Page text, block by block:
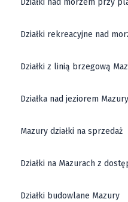
Działki nad morzem przy
Działki rekreacyjne nad
Działki z linią brzegową
Działka nad jeziorem Mazury
Mazury działki na sprzedaż
Działki na Mazurach z
Działki budowlane Mazury